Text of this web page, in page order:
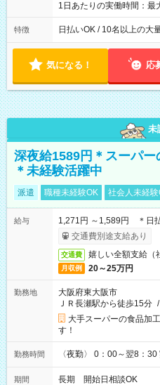
1日あたりの実働時間：最
特徴 日払いOK / 10名以上の大
気になる！ 応
未
深夜給1589円＊スーパ
＊未経験活躍中
派遣 職種未経験OK 社会人未経験
給与
1,271円 ～1,589円 ＊日
交通費別途支給あり
交通費 嬉しい全額支給（
月収例 20～25万円
勤務地
大阪府東大阪市
ＪＲ長瀬駅から徒歩15分 /
大手スーパーの食品加
す！
勤務時間 〈夜勤〉 0：00～翌8：
期間 長期 開始日相談OK